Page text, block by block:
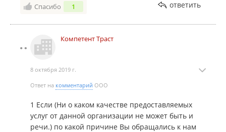
переводом с карты на карты физ лицами, что уже
услуг от данной организации не может быть и речи.
Спасибо 1 ответить
Компетент Траст
8 октября 2019 г.
Ответ на комментарий ООО
1 Если (Ни о каком качестве предоставляемых
услуг от данной организации не может быть и
речи.) по какой причине Вы обращались к нам